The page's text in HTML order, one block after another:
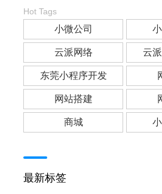
Hot Tags
小微公司
云派网络 云
东莞小程序开发
网站搭建
商城
最新标签